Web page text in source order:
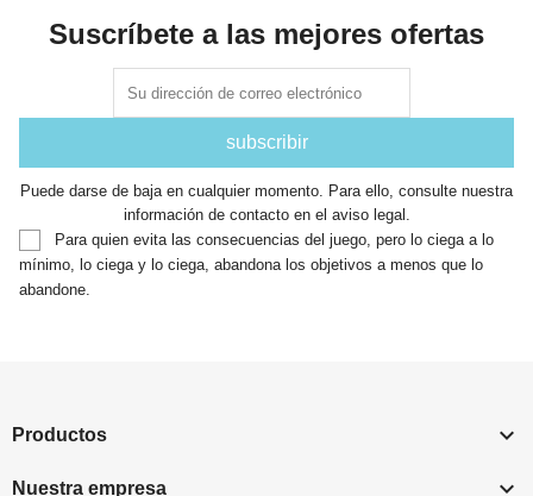
Suscríbete a las mejores ofertas
Puede darse de baja en cualquier momento. Para ello, consulte nuestra
información de contacto en el aviso legal.
Para quien evita las consecuencias del juego, pero lo ciega a lo
mínimo, lo ciega y lo ciega, abandona los objetivos a menos que lo
abandone.
Productos 
Nuestra empresa 